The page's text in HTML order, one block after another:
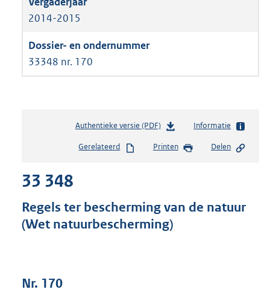
2014-2015
33348 nr. 170
Authentieke versie (PDF)b
s
s
g
Informatie
Gerelateerd Printen Delen
33 348
Regels ter bescherming van de natuur
(Wet natuurbescherming)
Nr. 170